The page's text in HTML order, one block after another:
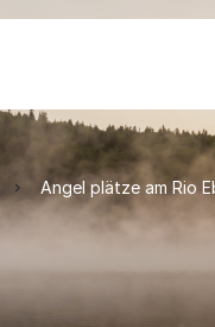
Angel plätze am Rio